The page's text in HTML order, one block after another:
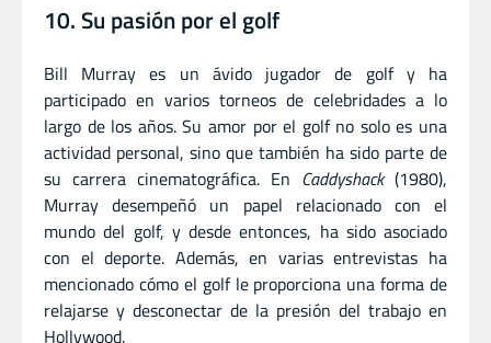
10. Su pasión por el golf
Bill Murray es un ávido jugador de golf y ha
participado en varios torneos de celebridades a lo
largo de los años. Su amor por el golf no solo es una
actividad personal, sino que también ha sido parte de
su carrera cinematográfica. En Caddyshack(1980),
Murray desempeñó un papel relacionado con el
mundo del golf, y desde entonces, ha sido asociado
con el deporte. Además, en varias entrevistas ha
mencionado cómo el golf le proporciona una forma de
relajarse y desconectar de la presión del trabajo en
Hollywood.